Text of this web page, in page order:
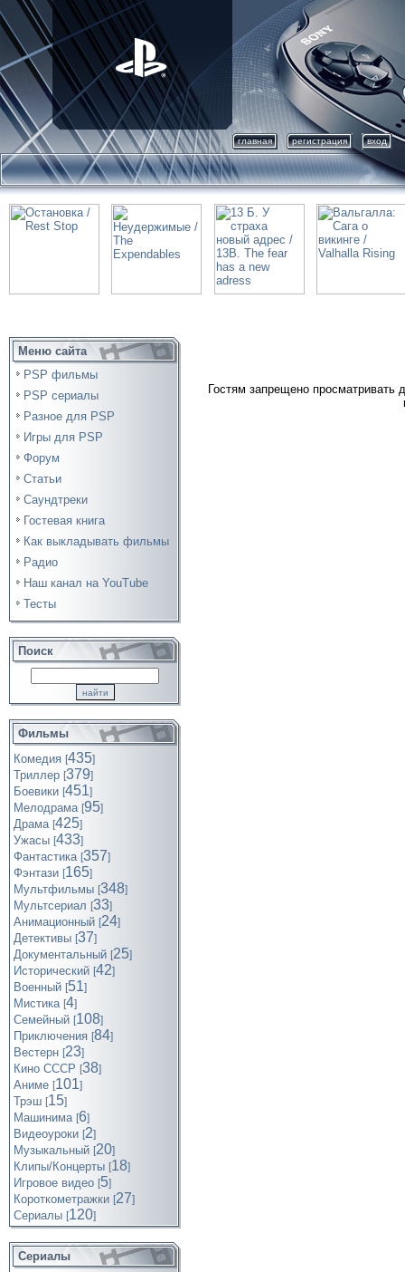
главная регистрация вход
Меню сайта
PSP фильмы
PSP сериалы
Разное для PSP
Игры для PSP
Форум
Статьи
Саундтреки
Гостевая книга
Как выкладывать фильмы
Радио
Наш канал на YouTube
Тесты
Поиск
Фильмы
Комедия [435]
Триллер [379]
Боевики [451]
Мелодрама [95]
Драма [425]
Ужасы [433]
Фантастика [357]
Фэнтази [165]
Мультфильмы [348]
Мультсериал [33]
Анимационный [24]
Детективы [37]
Документальный [25]
Исторический [42]
Военный [51]
Мистика [4]
Семейный [108]
Приключения [84]
Вестерн [23]
Кино СССР [38]
Аниме [101]
Трэш [15]
Машинима [6]
Видеоуроки [2]
Музыкальный [20]
Клипы/Концерты [18]
Игровое видео [5]
Короткометражки [27]
Cериалы [120]
Сериалы
Гостям запрещено просматривать